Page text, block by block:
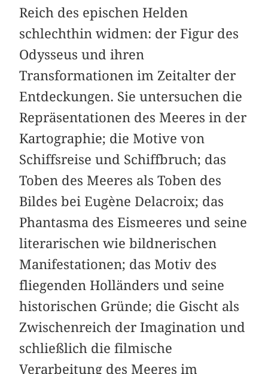
Reich des epischen Helden
schlechthin widmen: der Figur des
Odysseus und ihren
Transformationen im Zeitalter der
Entdeckungen. Sie untersuchen die
Repräsentationen des Meeres in der
Kartographie; die Motive von
Schiffsreise und Schiffbruch; das
Toben des Meeres als Toben des
Bildes bei Eugène Delacroix; das
Phantasma des Eismeeres und seine
literarischen wie bildnerischen
Manifestationen; das Motiv des
fliegenden Holländers und seine
historischen Gründe; die Gischt als
Zwischenreich der Imagination und
schließlich die filmische
Verarbeitung des Meeres im